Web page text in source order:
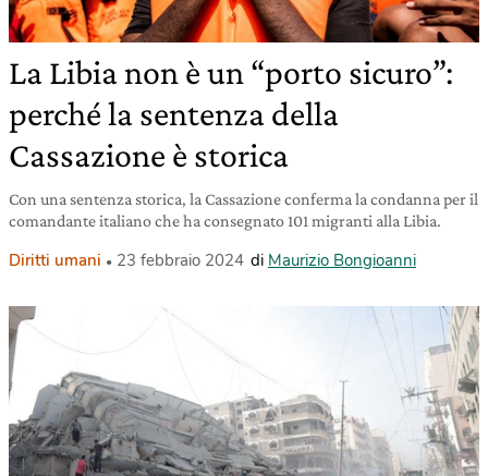
La Libia non è un “porto sicuro”:
perché la sentenza della
Cassazione è storica
Con una sentenza storica, la Cassazione conferma la condanna per il
comandante italiano che ha consegnato 101 migranti alla Libia.
Diritti umani 23 febbraio 2024 di Maurizio Bongioanni